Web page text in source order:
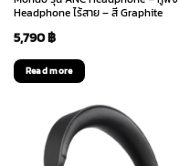
Headphone ไร้สาย – สี Graphite
5,790฿
Read more